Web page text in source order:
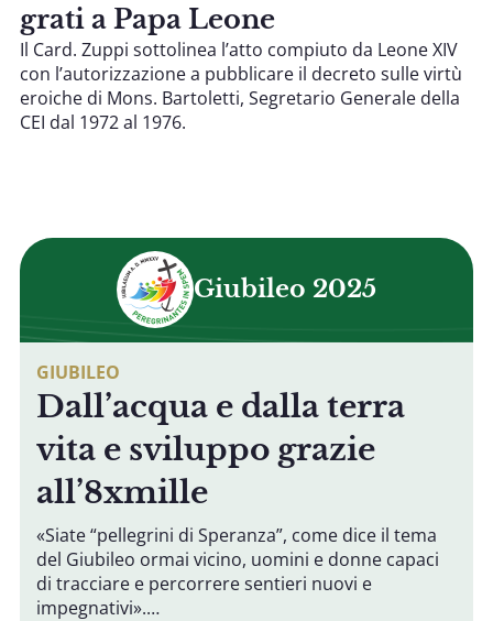
grati a Papa Leone
Il Card. Zuppi sottolinea l’atto compiuto da Leone XIV
con l’autorizzazione a pubblicare il decreto sulle virtù
eroiche di Mons. Bartoletti, Segretario Generale della
CEI dal 1972 al 1976.
Giubileo 2025
GIUBILEO
Dall’acqua e dalla terra
vita e sviluppo grazie
all’8xmille
«Siate “pellegrini di Speranza”, come dice il tema
del Giubileo ormai vicino, uomini e donne capaci
di tracciare e percorrere sentieri nuovi e
impegnativi».…